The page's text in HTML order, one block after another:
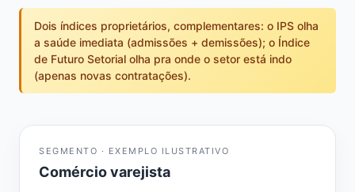
Dois índices proprietários, complementares: o IPS olha
a saúde imediata (admissões + demissões); o Índice
de Futuro Setorial olha pra onde o setor está indo
(apenas novas contratações).
SEGMENTO · EXEMPLO ILUSTRATIVO
Comércio varejista